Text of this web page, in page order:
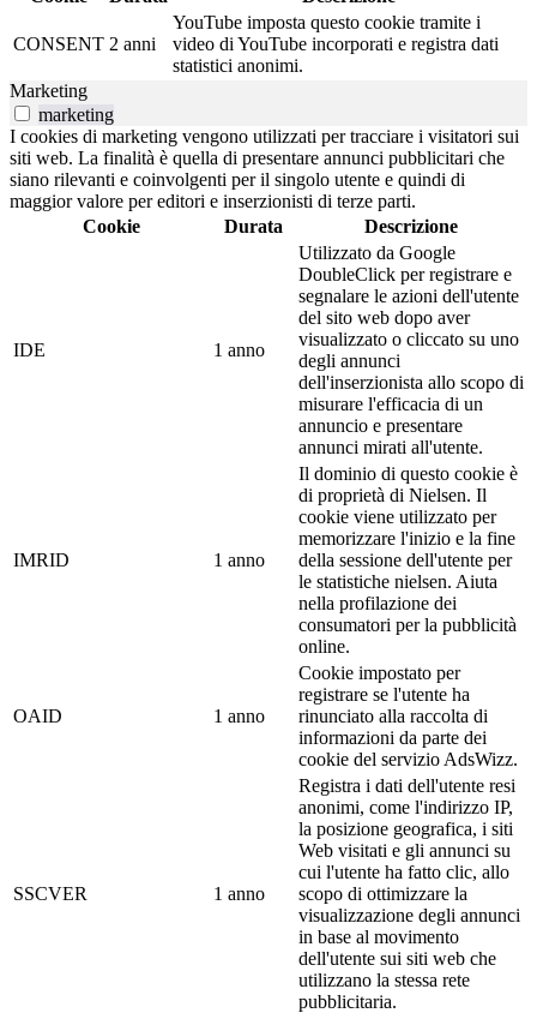
CONSENT 2 anni
YouTube imposta questo cookie tramite i
video di YouTube incorporati e registra dati
statistici anonimi.
Marketing
marketing
I cookies di marketing vengono utilizzati per tracciare i visitatori sui
siti web. La finalità è quella di presentare annunci pubblicitari che
siano rilevanti e coinvolgenti per il singolo utente e quindi di
maggior valore per editori e inserzionisti di terze parti.
Cookie
Durata Descrizione
IDE 1 anno
Utilizzato da Google
DoubleClick per registrare e
segnalare le azioni dell'utente
del sito web dopo aver
visualizzato o cliccato su uno
degli annunci
dell'inserzionista allo scopo di
misurare l'efficacia di un
annuncio e presentare
annunci mirati all'utente.
IMRID 1 anno
Il dominio di questo cookie è
di proprietà di Nielsen. Il
cookie viene utilizzato per
memorizzare l'inizio e la fine
della sessione dell'utente per
le statistiche nielsen. Aiuta
nella profilazione dei
consumatori per la pubblicità
online.
OAID 1 anno
Cookie impostato per
registrare se l'utente ha
rinunciato alla raccolta di
informazioni da parte dei
cookie del servizio AdsWizz.
SSCVER 1 anno
Registra i dati dell'utente resi
anonimi, come l'indirizzo IP,
la posizione geografica, i siti
Web visitati e gli annunci su
cui l'utente ha fatto clic, allo
scopo di ottimizzare la
visualizzazione degli annunci
in base al movimento
dell'utente sui siti web che
utilizzano la stessa rete
pubblicitaria.